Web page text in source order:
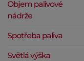
Objem palivové
nádrže
Spotřeba paliva
Světlá výška